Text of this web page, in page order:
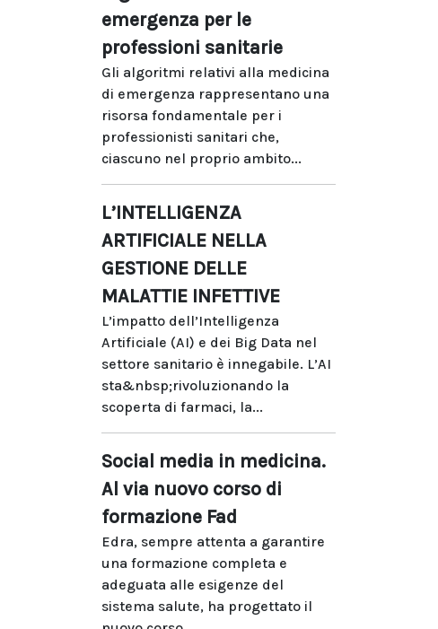
emergenza per le
professioni sanitarie
Gli algoritmi relativi alla medicina
di emergenza rappresentano una
risorsa fondamentale per i
professionisti sanitari che,
ciascuno nel proprio ambito...
L’INTELLIGENZA
ARTIFICIALE NELLA
GESTIONE DELLE
MALATTIE INFETTIVE
L’impatto dell’Intelligenza
Artificiale (AI) e dei Big Data nel
settore sanitario è innegabile. L’AI
sta&nbsp;rivoluzionando la
scoperta di farmaci, la...
Social media in medicina.
Al via nuovo corso di
formazione Fad
Edra, sempre attenta a garantire
una formazione completa e
adeguata alle esigenze del
sistema salute, ha progettato il